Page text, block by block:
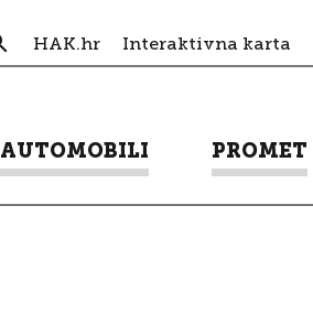
HAK.hr Interaktivna karta
AUTOMOBILI PROMET